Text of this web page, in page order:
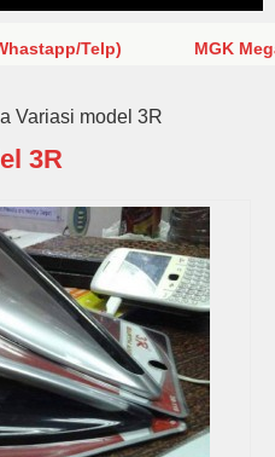
Telp) MGK Mega
Variasi model 3R
3R